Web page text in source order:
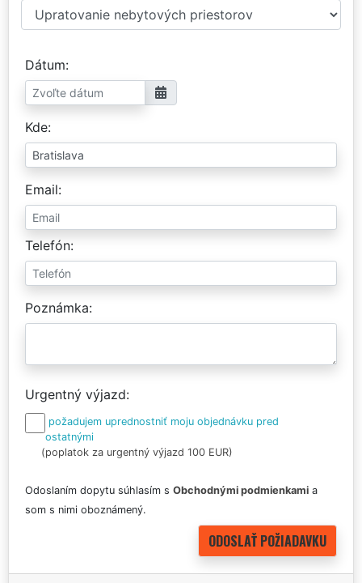
Dátum
Kde
Email
Telefón
Poznámka
Urgentný výjazd
požadujem uprednostniť moju objednávku pred
ostatnými
(poplatok za urgentný výjazd 100 EUR)
Odoslaním dopytu súhlasím s Obchodnými podmienkami a
som s nimi oboznámený.